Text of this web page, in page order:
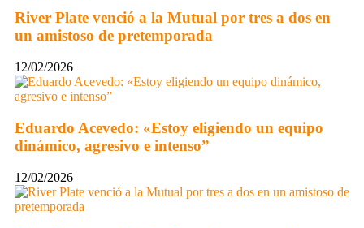
River Plate venció a la Mutual por tres a dos en
un amistoso de pretemporada
12/02/2026
Eduardo Acevedo: «Estoy eligiendo un equipo
dinámico, agresivo e intenso”
12/02/2026